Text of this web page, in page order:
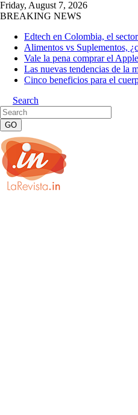
Friday, August 7, 2026
BREAKING NEWS
Edtech en Colombia, el
Alimentos vs Suplementos,
Vale la pena comprar el
Las nuevas tendencias de la
Cinco beneficios para el
Search